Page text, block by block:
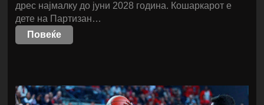
дрес најмалку до јуни 2028 година. Кошаркарот е
дете на Партизан…
Повеќе